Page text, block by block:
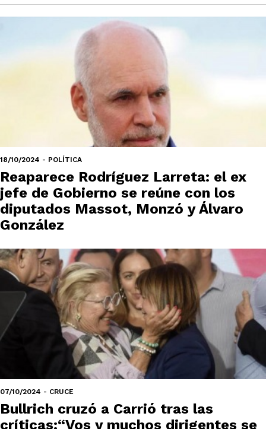
18/10/2024 - POLÍTICA
Reaparece Rodríguez Larreta: el ex
jefe de Gobierno se reúne con los
diputados Massot, Monzó y Álvaro
González
07/10/2024 - CRUCE
Bullrich cruzó a Carrió tras las
críticas:“Vos y muchos dirigentes se